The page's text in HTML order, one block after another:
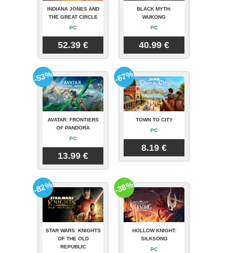
INDIANA JONES AND
THE GREAT CIRCLE
PC
52.39 €
BLACK MYTH:
WUKONG
PC
40.99 €
AVATAR: FRONTIERS
OF PANDORA
PC
13.99 €
-53%
TOWN TO CITY
PC
8.19 €
-67%
STAR WARS: KNIGHTS
OF THE OLD
REPUBLIC
-82%
HOLLOW KNIGHT:
SILKSONG
PC
-38%